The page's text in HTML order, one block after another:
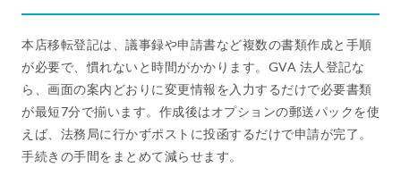
本店移転登記は、議事録や申請書など複数の書類作成と手順
が必要で、慣れないと時間がかかります。GVA 法人登記な
ら、画面の案内どおりに変更情報を入力するだけで必要書類
が最短7分で揃います。作成後はオプションの郵送パックを使
えば、法務局に行かずポストに投函するだけで申請が完了。
手続きの手間をまとめて減らせます。